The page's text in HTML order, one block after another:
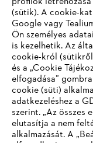
Vállalat
STIHL GYIK
Szerviz
IHR
(sütik). A cookie-
Google vagy
Ön személyes
is kezelhetik. Az
cookie-król
és a „Cookie
elfogadása”
cookie (süti)
adatkezeléshez a
szerint. „Az összes
elutasítja a nem
alkalmazását. A